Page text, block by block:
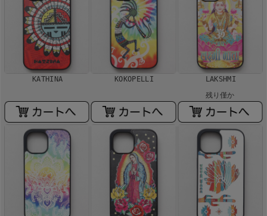
KATHINA KOKOPELLI
LAKSHMI
残り僅か